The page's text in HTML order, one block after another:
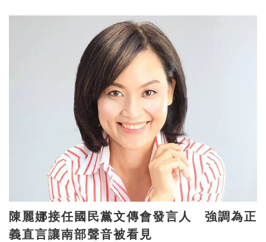
陳麗娜接任國民黨文傳會發言人 強調為正
義直言讓南部聲音被看見